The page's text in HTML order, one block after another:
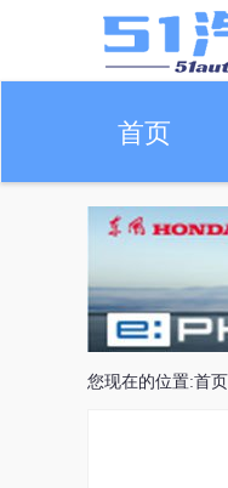
首页
车生活
您现在的位置:首页